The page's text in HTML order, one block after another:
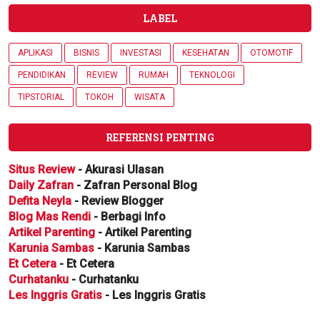
LABEL
APLIKASI BISNIS INVESTASI KESEHATAN OTOMOTIF
PENDIDIKAN REVIEW RUMAH TEKNOLOGI
TIPSTORIAL TOKOH WISATA
REFERENSI PENTING
Situs Review- Akurasi Ulasan
Daily Zafran - Zafran Personal Blog
Defita Neyla - Review Blogger
Blog Mas Rendi - Berbagi Info
Artikel Parenting - Artikel Parenting
Karunia Sambas - Karunia Sambas
Et Cetera - Et Cetera
Curhatanku - Curhatanku
Les Inggris Gratis - Les Inggris Gratis